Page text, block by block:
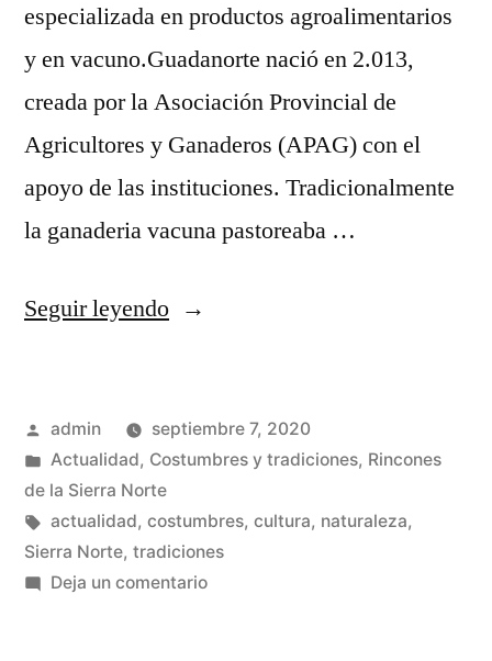
especializada en productos agroalimentarios
y en vacuno.Guadanorte nació en 2.013,
creada por la Asociación Provincial de
Agricultores y Ganaderos (APAG) con el
apoyo de las instituciones. Tradicionalmente
la ganaderia vacuna pastoreaba …
Seguir leyendo«La
la
Norte
de
Publicado
por
admin
septiembre 7, 2020
Publicado
en
Actualidad, Costumbres y tradiciones, Rincones
de la Sierra Norte
Etiquetas:
actualidad, costumbres, cultura, naturaleza,
Sierra Norte, tradiciones
Deja un comentarioen